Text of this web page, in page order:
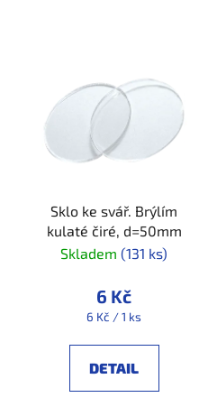
Sklo ke svář. Brýlím
kulaté čiré, d=50mm
Skladem (131 ks)
6 Kč
Měrná
6 Kč / 1 ks
DETAIL